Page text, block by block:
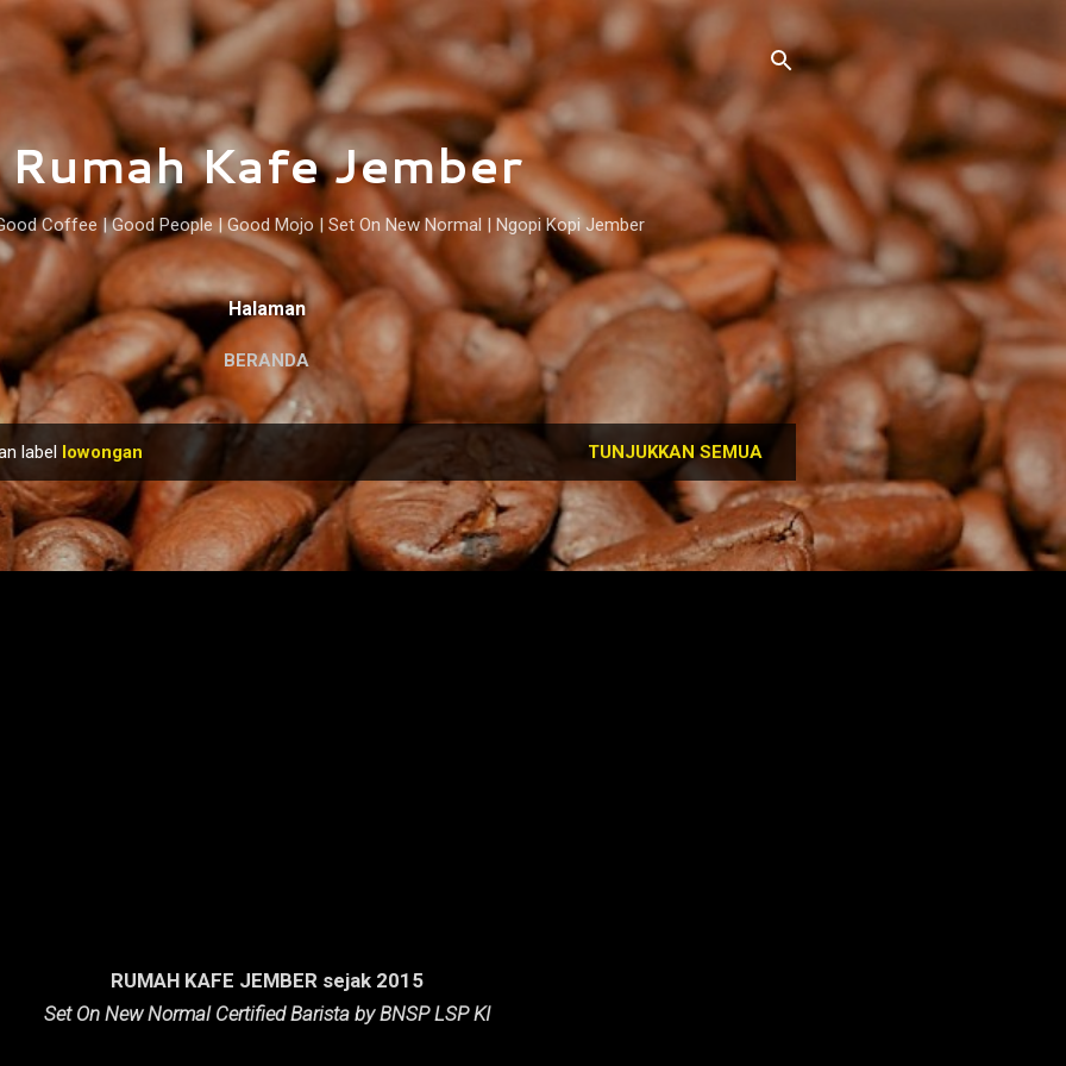
Langsung ke konten utama
Rumah Kafe Jember
Coffee | Good People | Good Mojo | Set On New Normal | Ngopi Kopi Jember
Halaman
BERANDA
label lowongan TUNJUKKAN SEMUA
RUMAH KAFE JEMBER sejak 2015
Set On New Normal Certified Barista by BNSP LSP KI